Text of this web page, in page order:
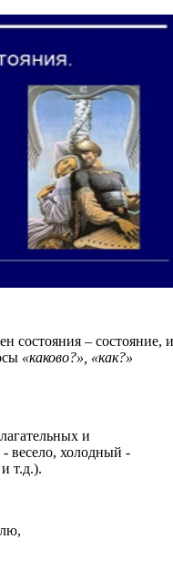
состояния – состояние, и
«каково?», «как?»
и
весело, холодный -
т.д.).